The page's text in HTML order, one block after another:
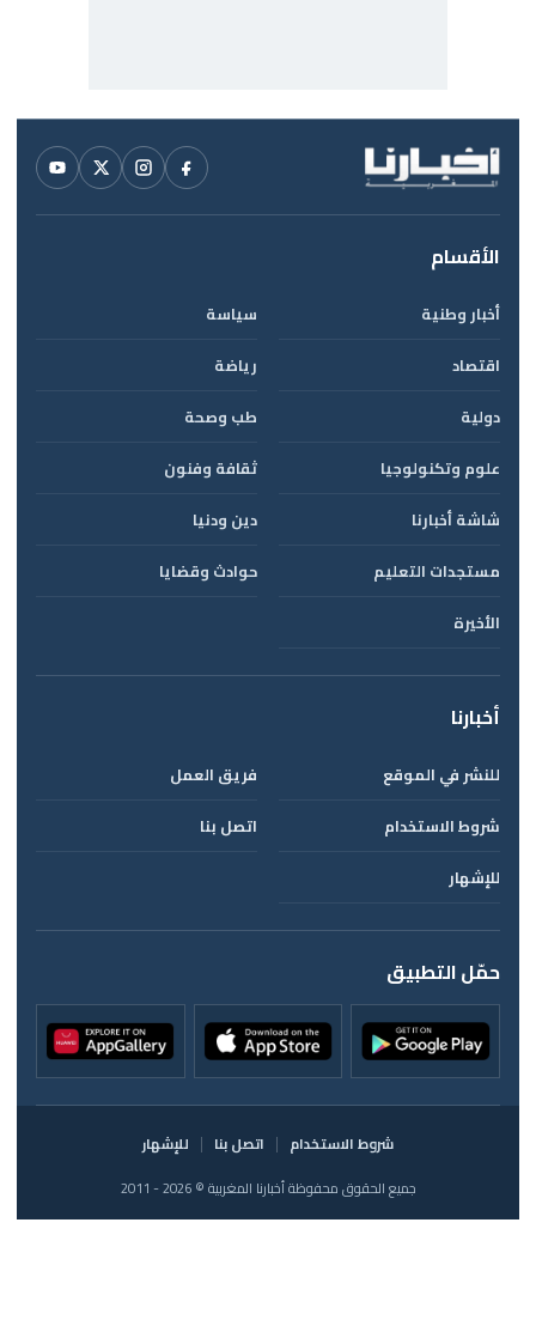
الأقسام
أخبار وطنية
سياسة
اقتصاد
رياضة
دولية
طب وصحة
علوم وتكنولوجيا
ثقافة وفنون
شاشة أخبارنا
دين ودنيا
مستجدات التعليم
حوادث وقضايا
الأخيرة
أخبارنا
للنشر في الموقع
فريق العمل
شروط الاستخدام
اتصل بنا
للإشهار
حمّل التطبيق
شروط الاستخدام اتصل بنا
للإشهار
جميع الحقوق محفوظة أخبارنا المغربية © 2026 - 2011